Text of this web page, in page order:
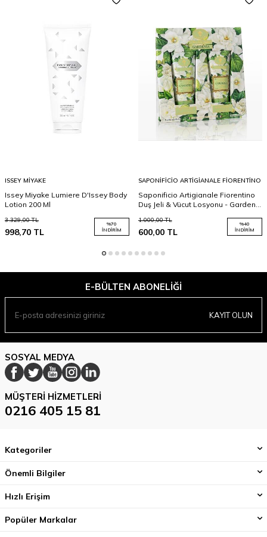
ISSEY MIYAKE
Issey Miyake Lumiere D'Issey Body
Lotion 200 Ml
3.329,00TL
998,70 TL
%70
İNDIRIM
SAPONIFICIO ARTIGIANALE FIORENTINO
Saponificio Artigianale Fiorentino
Duş Jeli & Vücut Losyonu - Gardenia
1.000,00TL
600,00TL
%40
İNDIRIM
E-BÜLTEN ABONELIĞI
KAYIT OLUN
SOSYAL MEDYA
MÜŞTERI HIZMETLERI
0216 405 15 81
Kategoriler
Önemli Bilgiler
Hızlı Erişim
Popüler Markalar